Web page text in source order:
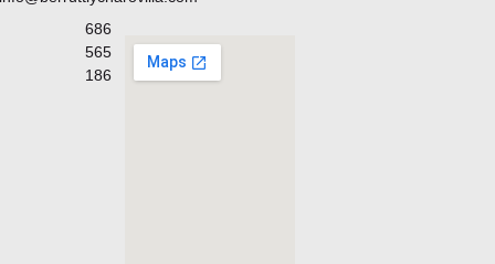
686
565
186